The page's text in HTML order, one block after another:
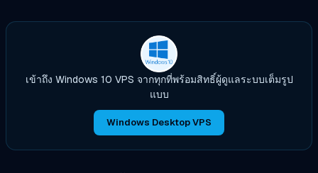
เข้าถึง Windows 10 VPS จากทุกที่พร้อมสิทธิ์ผู้ดูแลระบบเต็มรูป
แบบ
Windows Desktop VPS